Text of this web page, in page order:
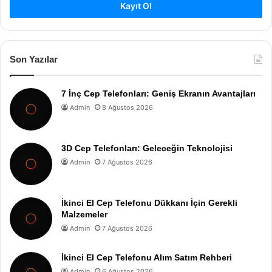
Kayıt Ol
Son Yazılar
7 İnç Cep Telefonları: Geniş Ekranın Avantajları
Admin 8 Ağustos 2026
3D Cep Telefonları: Geleceğin Teknolojisi
Admin 7 Ağustos 2026
İkinci El Cep Telefonu Dükkanı İçin Gerekli
Malzemeler
Admin 7 Ağustos 2026
İkinci El Cep Telefonu Alım Satım Rehberi